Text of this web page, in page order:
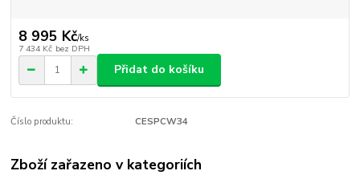
8 995 Kč/ks
7 434 Kč bez DPH
Přidat do košíku
Číslo produktu: CESPCW34
Zboží zařazeno v kategoriích